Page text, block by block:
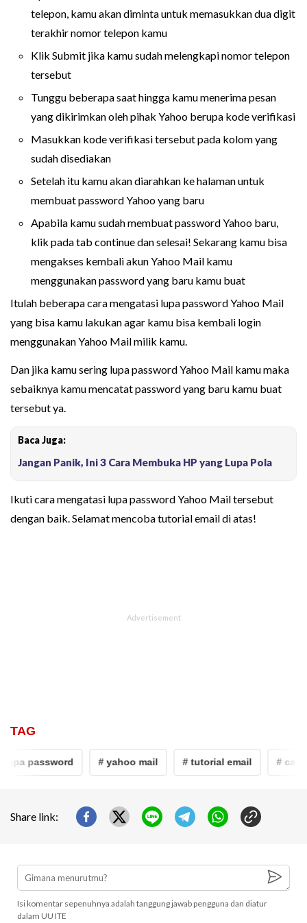
telepon, kamu akan diminta untuk memasukkan dua digit
terakhir nomor telepon kamu
Klik Submit jika kamu sudah melengkapi nomor telepon
tersebut
Tunggu beberapa saat hingga kamu menerima pesan
yang dikirimkan oleh pihak Yahoo berupa kode verifikasi
Masukkan kode verifikasi tersebut pada kolom yang
sudah disediakan
Setelah itu kamu akan diarahkan ke halaman untuk
membuat password Yahoo yang baru
Apabila kamu sudah membuat password Yahoo baru,
klik pada tab continue dan selesai! Sekarang kamu bisa
mengakses kembali akun Yahoo Mail kamu
menggunakan password yang baru kamu buat
Itulah beberapa cara mengatasi lupa password Yahoo Mail
yang bisa kamu lakukan agar kamu bisa kembali login
menggunakan Yahoo Mail milik kamu.
Dan jika kamu sering lupa password Yahoo Mail kamu maka
sebaiknya kamu mencatat password yang baru kamu buat
tersebut ya.
Baca Juga:
Jangan Panik, Ini 3 Cara Membuka HP yang Lupa Pola
Ikuti cara mengatasi lupa password Yahoo Mail tersebut
dengan baik. Selamat mencoba tutorial email di atas!
TAG
password # yahoo mail # tutorial email # cara
Share link:
Isi komentar sepenuhnya adalah tanggung jawab pengguna dan diatur
dalam UU ITE